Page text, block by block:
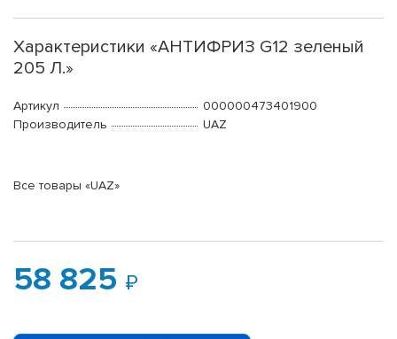
Характеристики «АНТИФРИЗ G12 зеленый
205 Л.»
Артикул
000000473401900
Производитель
UAZ
Все товары «UAZ»
58 825